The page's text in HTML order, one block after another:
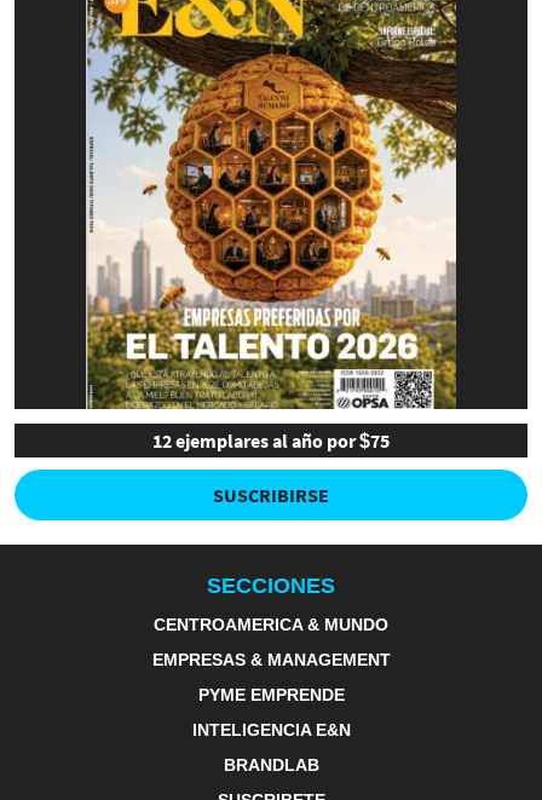
12 ejemplares al año por $75
SUSCRIBIRSE
SECCIONES
CENTROAMERICA & MUNDO
EMPRESAS & MANAGEMENT
PYME EMPRENDE
INTELIGENCIA E&N
BRANDLAB